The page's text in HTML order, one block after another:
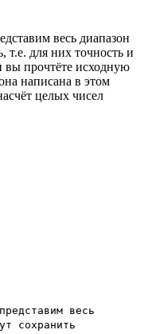
весь диапазон
т.е. для них точность и
вы прочтёте исходную
написана в этом
целых чисел
весь
сохранить